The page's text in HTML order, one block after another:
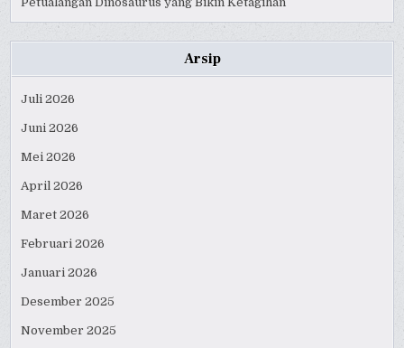
Arsip
Juli 2026
Juni 2026
Mei 2026
April 2026
Maret 2026
Februari 2026
Januari 2026
Desember 2025
November 2025